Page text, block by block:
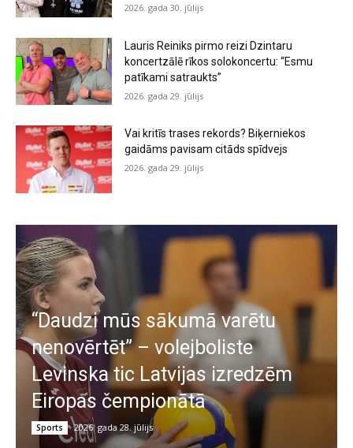
2026. gada 30. jūlijs
Lauris Reiniks pirmo reizi Dzintaru
koncertzālē rīkos solokoncertu: “Esmu
patīkami satraukts”
2026. gada 29. jūlijs
Vai kritīs trases rekords? Biķerniekos
gaidāms pavisam citāds spīdvejs
2026. gada 29. jūlijs
“Daudzi mūs sākumā varētu
nenovērtēt” – volejboliste
Levinska tic Latvijas izredzēm
Eiropas čempionātā
Sports 2026. gada 28. jūlijs